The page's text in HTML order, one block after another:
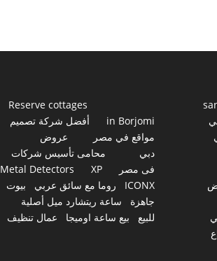
Reserve cottages
in Borjomi
أفضل شركة تصميم
مواقع في مصر
عروض
دبي
محامى تأسيس شركات
فى مصر
Metal Detectors
XP
ICONX
روما مع سائق عربي
بيوت
جاهزة
ساعة ريتشارد ميل أصلية
للبيع
بيع ساعة اوميجا عمال تنظيف